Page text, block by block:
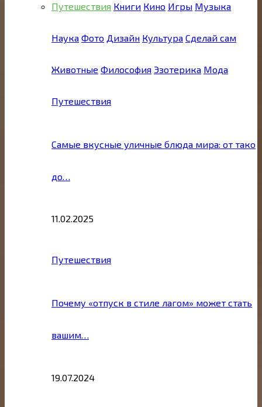
Путешествия Книги Кино Игры Музыка
Наука Фото Дизайн Культура Сделай сам
Животные Философия Эзотерика Мода
Путешествия
Самые вкусные уличные блюда мира: от тако
до…
11.02.2025
Путешествия
Почему «отпуск в стиле лагом» может стать
вашим…
19.07.2024